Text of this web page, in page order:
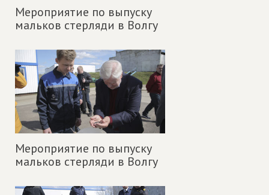
Мероприятие по выпуску
мальков стерляди в Волгу
Мероприятие по выпуску
мальков стерляди в Волгу